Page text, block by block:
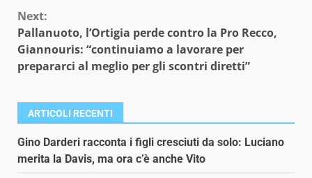
Next:
Pallanuoto, l’Ortigia perde contro la Pro Recco,
Giannouris: “continuiamo a lavorare per
prepararci al meglio per gli scontri diretti”
ARTICOLI RECENTI
Gino Darderi racconta i figli cresciuti da solo: Luciano
merita la Davis, ma ora c’è anche Vito